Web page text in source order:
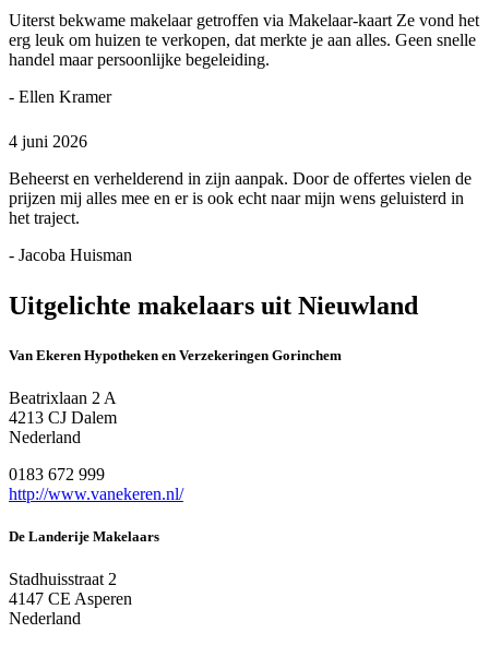
Uiterst bekwame makelaar getroffen via Makelaar-kaart Ze vond het
erg leuk om huizen te verkopen, dat merkte je aan alles. Geen snelle
handel maar persoonlijke begeleiding.
- Ellen Kramer
4 juni 2026
Beheerst en verhelderend in zijn aanpak. Door de offertes vielen de
prijzen mij alles mee en er is ook echt naar mijn wens geluisterd in
het traject.
- Jacoba Huisman
Uitgelichte makelaars uit Nieuwland
Van Ekeren Hypotheken en Verzekeringen Gorinchem
Beatrixlaan 2 A
4213 CJ Dalem
Nederland
0183 672 999
http://www.vanekeren.nl/
De Landerije Makelaars
Stadhuisstraat 2
4147 CE Asperen
Nederland